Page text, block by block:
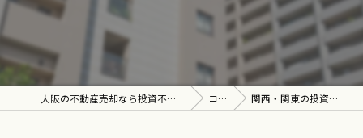
大阪の不動産売却なら投資不動産・売却相談センター コラム 関西・関東の投資用ワンルーム売却